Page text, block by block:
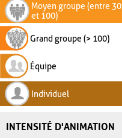
Moyen groupe (entre 30
et 100)
Grand groupe (> 100)
Équipe
Individuel
INTENSITÉ D'ANIMATION